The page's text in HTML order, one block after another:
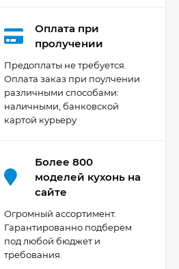
Оплата при
пролучении
Предоплаты не требуется.
Оплата заказ при поулчении
различными способами:
наличными, банковской
картой курьеру
Более 800
моделей кухонь на
сайте
Огромный ассортимент.
Гарантированно подберем
под любой бюджет и
требования.
Кухня Мишель -
длина 4,2 м
69 303₽
Кухня Принцесса -
44 091
Кухня Point 1,2 м -
13 655₽